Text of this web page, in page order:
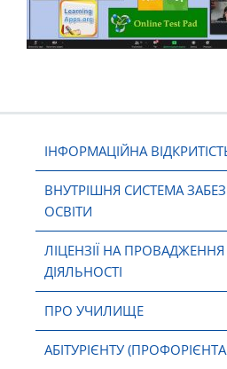
ІНФОРМАЦІЙНА
ВНУТРІШНЯ СИСТЕМА
ОСВІТИ
ЛІЦЕНЗІЇ НА ПРОВАДЖЕННЯ
ДІЯЛЬНОСТІ
ПРО УЧИЛИЩЕ
АБІТУРІЄНТУ